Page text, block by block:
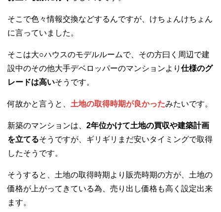
そこで色々情報交換などするんですが、けちょんけちょん
に言っていました。
そこは大○ハウスのモデルルームで、その方曰く周辺で建
設中のその他大手デベロッパーのマンションより 仕様のグ
レードは高いそうです。
何故かと言うと、 土地の取得時期が良かったみたいです。
新築のマンションは、 2年位かけて土地の買収や建築計画
を立てるそうですが、ギリギリまだ安いタイミングで取得
したそうです。
そうすると、土地の取得時期より販売時期の方が、土地の
価格が上がってきている為、売り出し価格も高く設定出来
ます。